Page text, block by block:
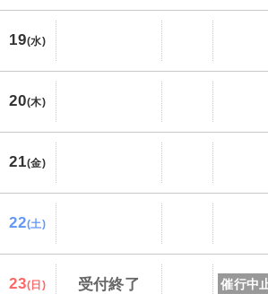
19(水)
20(木)
21(金)
22(土)
23(日) 受付終了 催行中